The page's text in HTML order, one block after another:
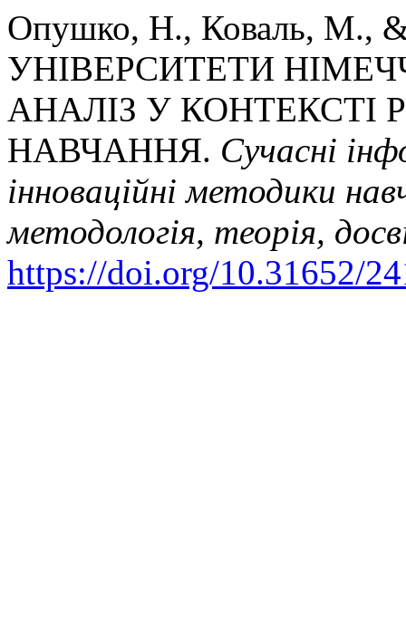
Опушко, Н., Коваль, М.,
УНІВЕРСИТЕТИ
АНАЛІЗ У КОНТЕКСТІ
НАВЧАННЯ. Сучасні
інноваційні методики
методологія, теорія,
https://doi.org/10.31652/